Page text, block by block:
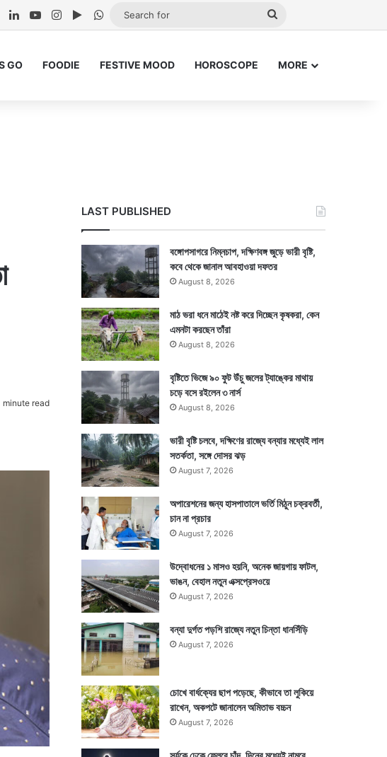
LinkedInYouTubeInstagramGoogle Play
WhatsApp
Search
GO FOODIE FESTIVE MOOD HOROSCOPE MORE
minute read
LAST PUBLISHED
বঙ্গোপসাগরে নিম্নচাপ, দক্ষিণবঙ্গ জুড়ে ভারী বৃষ্টি,
কবে থেকে জানাল আবহাওয়া দফতর
August 8, 2026
মাঠ ভরা ধনে মাঠেই নষ্ট করে দিচ্ছেন কৃষকরা, কেন
এমনটা করছেন তাঁরা
August 8, 2026
বৃষ্টিতে ভিজে ৯০ ফুট উঁচু জলের ট্যাঙ্কের মাথায়
চড়ে বসে রইলেন ৩ নার্স
August 8, 2026
ভারী বৃষ্টি চলবে, দক্ষিণের রাজ্যে বন্যার মধ্যেই লাল
সতর্কতা, সঙ্গে দোসর ঝড়
August 7, 2026
অপারেশনের জন্য হাসপাতালে ভর্তি মিঠুন চক্রবর্তী,
চান না প্রচার
August 7, 2026
উদ্বোধনের ১ মাসও হয়নি, অনেক জায়গায় ফাটল,
ভাঙন, বেহাল নতুন এক্সপ্রেসওয়ে
August 7, 2026
বন্যা দুর্গত পড়শি রাজ্যে নতুন চিন্তা ধানসিঁড়ি
August 7, 2026
চোখে বার্ধক্যের ছাপ পড়েছে, কীভাবে তা লুকিয়ে
রাখেন, অকপটে জানালেন অমিতাভ বচ্চন
August 7, 2026